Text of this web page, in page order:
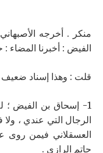
الفيض : أخبرنا المضاء
قلت : وهذا إسناد
1- إسحاق بن الفيض
الرجال التي عندي ، ولا
العسقلاني فيمن روى
حاتم الرازي .